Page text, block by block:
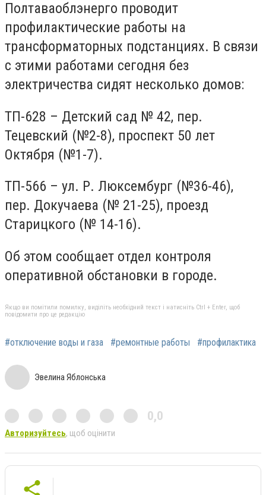
Полтаваоблэнерго проводит
профилактические работы на
трансформаторных подстанциях. В связи
с этими работами сегодня без
электричества сидят несколько домов:
ТП-628 – Детский сад № 42, пер.
Тецевский (№2-8), проспект 50 лет
Октября (№1-7).
ТП-566 – ул. Р. Люксембург (№36-46),
пер. Докучаева (№ 21-25), проезд
Старицкого (№ 14-16).
Об этом сообщает отдел контроля
оперативной обстановки в городе.
Якщо ви помітили помилку, виділіть необхідний текст і натисніть Ctrl + Enter, щоб
повідомити про це редакцію
#отключение воды и газа #ремонтные работы #профилактика
Эвелина Яблонська
0,0
Авторизуйтесь, щоб оцінити